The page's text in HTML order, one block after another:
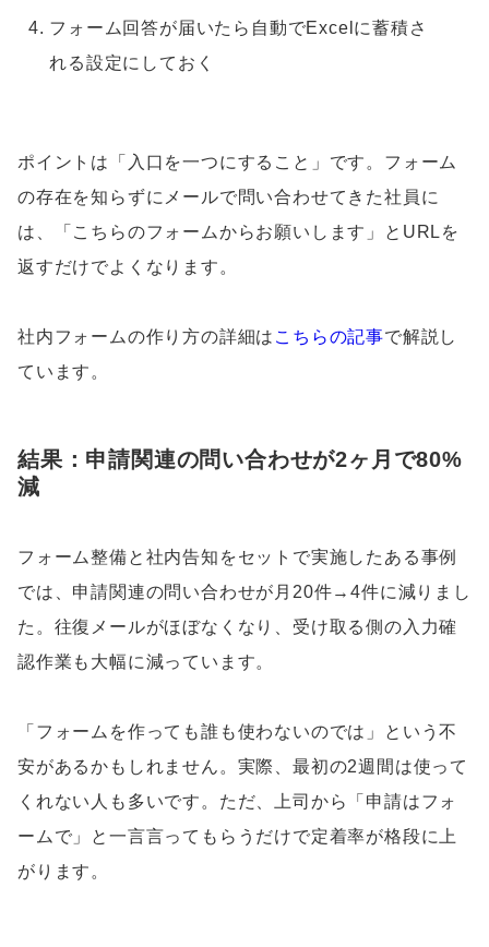
フォーム回答が届いたら自動でExcelに蓄積さ
れる設定にしておく
ポイントは「入口を一つにすること」です。フォーム
の存在を知らずにメールで問い合わせてきた社員に
は、「こちらのフォームからお願いします」とURLを
返すだけでよくなります。
社内フォームの作り方の詳細は こちらの記事で解説し
ています。
結果：申請関連の問い合わせが2ヶ月で80%
減
フォーム整備と社内告知をセットで実施したある事例
では、申請関連の問い合わせが月20件→4件に減りまし
た。往復メールがほぼなくなり、受け取る側の入力確
認作業も大幅に減っています。
「フォームを作っても誰も使わないのでは」という不
安があるかもしれません。実際、最初の2週間は使って
くれない人も多いです。ただ、上司から「申請はフォ
ームで」と一言言ってもらうだけで定着率が格段に上
がります。